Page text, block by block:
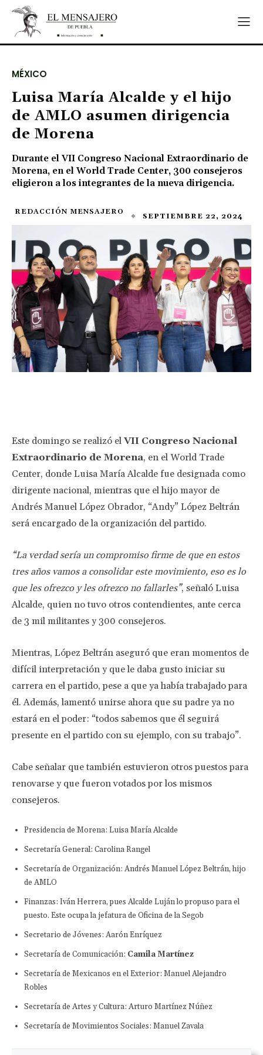
MÉXICO
Luisa María Alcalde y el hijo
de AMLO asumen dirigencia
de Morena
Durante el VII Congreso Nacional Extraordinario de
Morena, en el World Trade Center, 300 consejeros
eligieron a los integrantes de la nueva dirigencia.
REDACCIÓN MENSAJERO SEPTIEMBRE 22, 2024
Este domingo se realizó elVII Congreso Nacional
Extraordinario de Morena, en el World Trade
Center, donde Luisa María Alcalde fue designada como
dirigente nacional, mientras que el hijo mayor de
Andrés Manuel López Obrador, “Andy” López Beltrán
será encargado de la organización del partido.
“La verdad sería un compromiso firme de que en estos
tres años vamos a consolidar este movimiento, eso es lo
que les ofrezco y les ofrezco no fallarles”, señaló Luisa
Alcalde, quien no tuvo otros contendientes, ante cerca
de 3 mil militantes y 300 consejeros.
Mientras, López Beltrán aseguró que eran momentos de
difícil interpretación y que le daba gusto iniciar su
carrera en el partido, pese a que ya había trabajado para
él. Además, lamentó unirse ahora que su padre ya no
estará en el poder: “todos sabemos que él seguirá
presente en el partido con su ejemplo, con su trabajo”.
Cabe señalar que también estuvieron otros puestos para
renovarse y que fueron votados por los mismos
consejeros.
Presidencia de Morena: Luisa María Alcalde
Secretaría General: Carolina Rangel
Secretaría de Organización: Andrés Manuel López Beltrán, hijo
de AMLO
Finanzas: Iván Herrera, pues Alcalde Luján lo propuso para el
puesto. Este ocupa la jefatura de Oficina de la Segob
Secretario de Jóvenes: Aarón Enríquez
Secretaría de Comunicación: Camila Martínez
Secretaría de Mexicanos en el Exterior: Manuel Alejandro
Robles
Secretaría de Artes y Cultura: Arturo Martínez Núñez
Secretaría de Movimientos Sociales: Manuel Zavala